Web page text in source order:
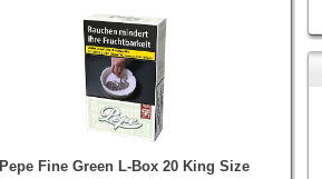
Pepe Fine Green L-Box 20 King Size